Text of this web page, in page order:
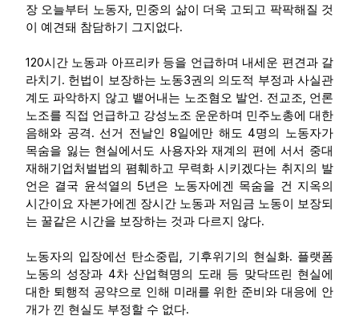
장 오늘부터 노동자, 민중의 삶이 더욱 고되고 팍팍해질 것
이 예견돼 참담하기 그지없다.
120시간 노동과 아프리카 등을 언급하며 내세운 편견과 갈
라치기 . 헌법이 보장하는 노동3권의 의도적 부정과 사실관
계도 파악하지 않고 뱉어내는 노조혐오 발언 . 전교조, 언론
노조를 직접 언급하고 강성노조 운운하며 민주노총에 대한
음해와 공격.선거 전날인8일에만 해도 4명의 노동자가
목숨을 잃는 현실에서도 사용자와 재계의 편에 서서 중대
재해기업처벌법의 폄훼하고 무력화 시키겠다는 취지의 발
언은 결국 윤석열의 5년은 노동자에겐 목숨을 건 지옥의
시간이요 자본가에겐 장시간 노동과 저임금 노동이 보장되
는 꿀같은 시간을 보장하는 것과 다르지 않다.
노동자의 입장에선 탄소중립, 기후위기의 현실화. 플랫폼
노동의 성장과 4차 산업혁명의 도래 등 맞닥뜨린 현실에
대한 퇴행적 공약으로 인해 미래를 위한 준비와 대응에 안
개가 낀 현실도 부정할 수 없다.